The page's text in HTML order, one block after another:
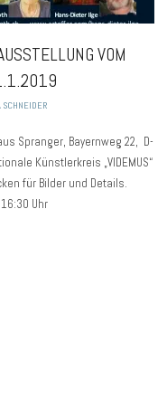
VOM
SCHNEIDER
Spranger, Bayernweg 22, D-
Künstlerkreis „VIDEMUS“
für Bilder und Details.
– 16:30 Uhr